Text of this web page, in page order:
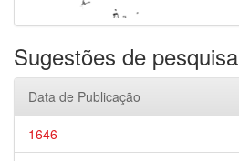
Sugestões de pesquisa
Data de Publicação
1646